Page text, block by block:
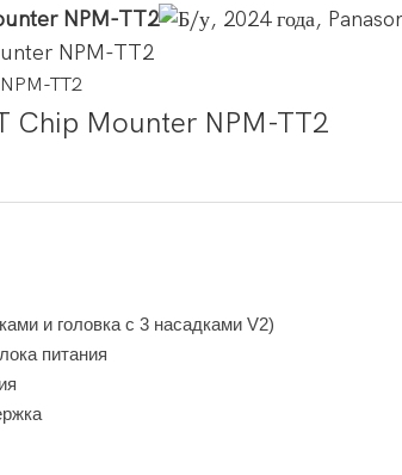
и головка с 3 насадками V2)
питания